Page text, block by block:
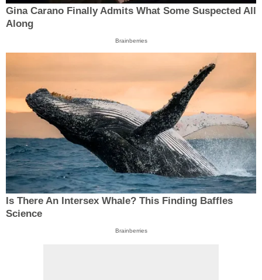
Gina Carano Finally Admits What Some Suspected All
Along
Brainberries
Is There An Intersex Whale? This Finding Baffles
Science
Brainberries